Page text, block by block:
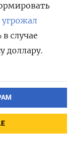
угрожал
случае
доллару.